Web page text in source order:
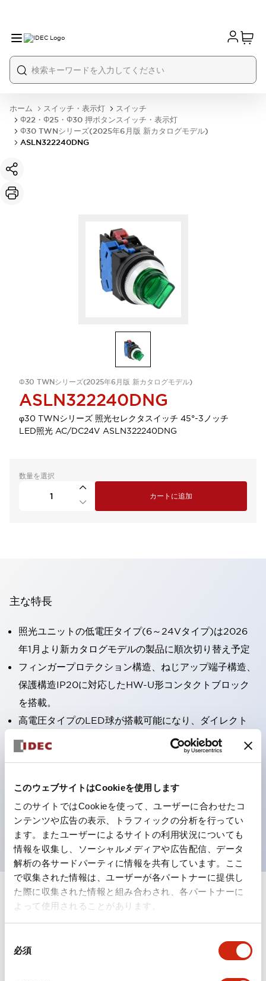
このウェブサイトはCookieを使用します
このサイトではCookieを使って、ユーザーに合わせたコ
ンテンツや広告の表示、トラフィックの分析を行ってい
ます。またユーザーによるサイトの利用状況についても
情報を収集し、ソーシャルメディアや広告配信、データ
解析の各サードパーティに情報を共有しています。ここ
で収集された情報は、ユーザーが各パートナーに提供し
た際に収集された情報と組み合わされ、各パートナーに
よって使用されることがあります。
必須
ホーム スイッチ・表示灯
スイッチ
Φ22・Φ25・Φ30 押ボタンスイッチ・表示灯
Φ30 TWNシリーズ(2025年6月版 新カタログモデル)
ASLN322240DNG
Φ30 TWNシリーズ(2025年6月版 新カタログモデル)
ASLN322240DNG
φ30 TWNシリーズ 照光セレクタスイッチ 45°-3ノッチ
LED照光 AC/DC24V ASLN322240DNG
数量を選択
カートに追加
主な特長
照光ユニットの低電圧タイプ(6～24Vタイプ)は2026
年1月より新カタログモデルの製品に順次切り替え予定
フィンガープロテクション構造、ねじアップ端子構造、
保護構造IP20に対応したHW-U形コンタクトブロック
を搭載。
高電圧タイプのLED球が搭載可能になり、ダイレクト
タイプの定格使用電圧が最大240Vまで対応可能になり
ました。
で色ごとに分かれていたLED球を、1色のLED球で各色
を表現できるようにしました。
UL、CSA、TÜV、CCC認証品。
仕様
電気的仕様(照光部定格)